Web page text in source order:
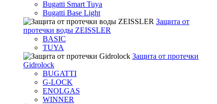
Bugatti Smart Tuya
Bugatti Base Light
Защита от
протечки воды ZEISSLER
BASIC
TUYA
Защита от протечки
Gidrolock
BUGATTI
G-LOCK
ENOLGAS
WINNER